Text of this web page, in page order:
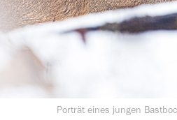
Porträt eines jungen